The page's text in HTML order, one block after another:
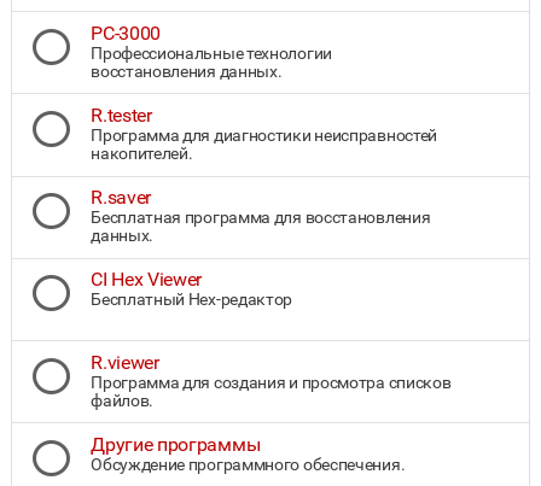
PC-3000
Профессиональные технологии
восстановления данных.
R.tester
Программа для диагностики неисправностей
накопителей.
R.saver
Бесплатная программа для восстановления
данных.
CI Hex Viewer
Бесплатный Hex-редактор
R.viewer
Программа для создания и просмотра списков
файлов.
Другие программы
Обсуждение программного обеспечения.